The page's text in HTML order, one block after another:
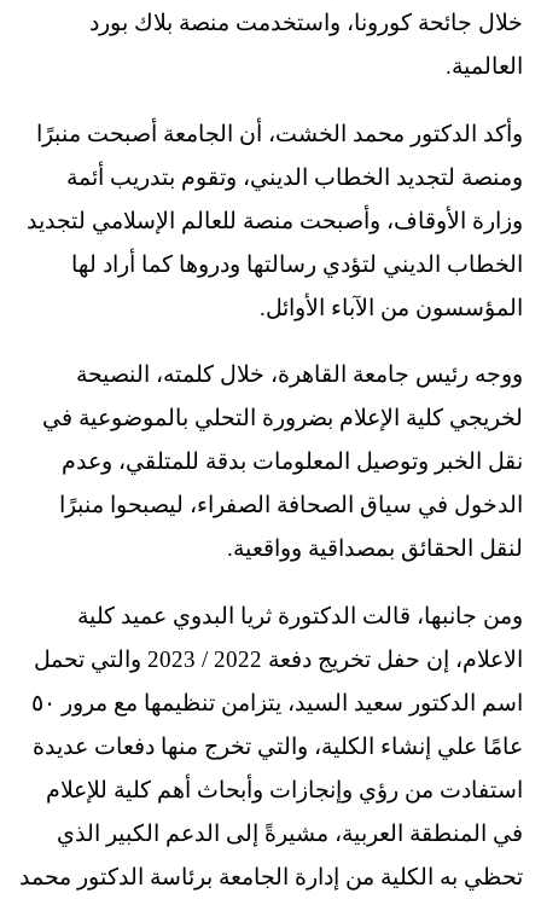
خلال جائحة كورونا، واستخدمت منصة بلاك بورد
العالمية.
وأكد الدكتور محمد الخشت، أن الجامعة أصبحت منبرًا
ومنصة لتجديد الخطاب الديني، وتقوم بتدريب أئمة
وزارة الأوقاف، وأصبحت منصة للعالم الإسلامي لتجديد
الخطاب الديني لتؤدي رسالتها ودروها كما أراد لها
المؤسسون من الآباء الأوائل.
ووجه رئيس جامعة القاهرة، خلال كلمته، النصيحة
لخريجي كلية الإعلام بضرورة التحلي بالموضوعية في
نقل الخبر وتوصيل المعلومات بدقة للمتلقي، وعدم
الدخول في سياق الصحافة الصفراء، ليصبحوا منبرًا
لنقل الحقائق بمصداقية وواقعية.
ومن جانبها، قالت الدكتورة ثريا البدوي عميد كلية
الاعلام، إن حفل تخريج دفعة 2022 / 2023 والتي تحمل
اسم الدكتور سعيد السيد، يتزامن تنظيمها مع مرور ٥٠
عامًا علي إنشاء الكلية، والتي تخرج منها دفعات عديدة
استفادت من رؤي وإنجازات وأبحاث أهم كلية للإعلام
في المنطقة العربية، مشيرةً إلى الدعم الكبير الذي
تحظي به الكلية من إدارة الجامعة برئاسة الدكتور محمد